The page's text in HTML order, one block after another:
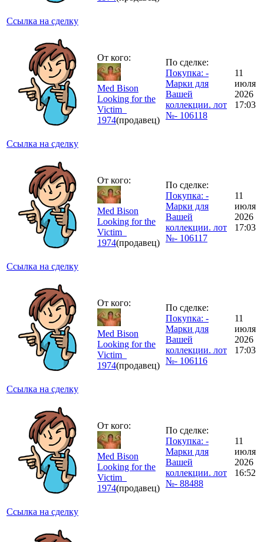
Ссылка на сделку
Ссылка на сделку
От кого:
Med Bison
Looking for the
Victim_
1974(продавец)
По сделке:
Покупка: -
Марки для
Вашей
коллекции. лот
№- 106118
11
июля
2026
17:03
Ссылка на сделку
От кого:
Med Bison
Looking for the
Victim_
1974(продавец)
По сделке:
Покупка: -
Марки для
Вашей
коллекции. лот
№- 106117
11
июля
2026
17:03
Ссылка на сделку
От кого:
Med Bison
Looking for the
Victim_
1974(продавец)
По сделке:
Покупка: -
Марки для
Вашей
коллекции. лот
№- 106116
11
июля
2026
17:03
Ссылка на сделку
От кого:
Med Bison
Looking for the
Victim_
1974(продавец)
По сделке:
Покупка: -
Марки для
Вашей
коллекции. лот
№- 88488
11
июля
2026
16:52